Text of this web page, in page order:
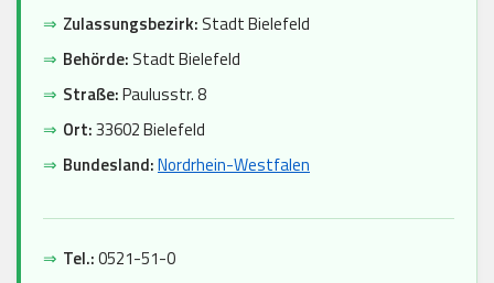
⇒ Zulassungsbezirk: Stadt Bielefeld
⇒ Behörde: Stadt Bielefeld
⇒ Straße:Paulusstr. 8
⇒ Ort:33602 Bielefeld
⇒ Bundesland:Nordrhein-Westfalen
⇒ Tel.:0521-51-0